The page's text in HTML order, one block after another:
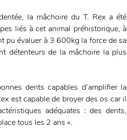
la mâchoire du T. Rex a été
liés à cet animal préhistorique, à
pu évaluer à 3 600kg la force de sa
détenteurs de la mâchoire la plus
dents capables d’amplifier la
est capable de broyer des os car il
adéquates : des dents,
tous les 2 ans ».